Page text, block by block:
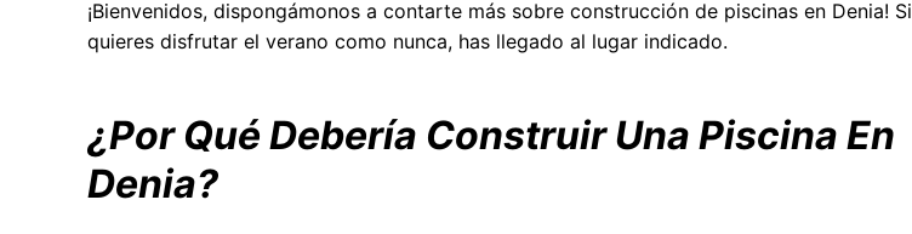
¡Bienvenidos, dispongámonos a contarte más sobre construcción de piscinas en Denia! Si
quieres disfrutar el verano como nunca, has llegado al lugar indicado.
¿Por Qué Debería Construir Una Piscina En
Denia?